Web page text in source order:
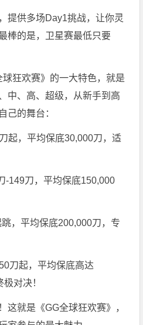
提供多场Day1挑战，让你灵
棒的是，卫星赛最低只要
狂欢赛》的一大特色，就是
、高、超级，从新手到高
己的舞台：
起，平均保底30,000刀，适
-149刀，平均保底150,000
，平均保底200,000刀，专
刀起，平均保底高达
对决！
这就是《GG全球狂欢赛》，